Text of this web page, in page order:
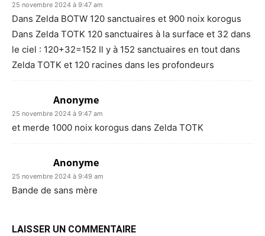
25 novembre 2024 à 9:47 am
Dans Zelda BOTW 120 sanctuaires et 900 noix korogus
Dans Zelda TOTK 120 sanctuaires à la surface et 32 dans
le ciel : 120+32=152 Il y à 152 sanctuaires en tout dans
Zelda TOTK et 120 racines dans les profondeurs
Anonyme
25 novembre 2024 à 9:47 am
et merde 1000 noix korogus dans Zelda TOTK
Anonyme
25 novembre 2024 à 9:49 am
Bande de sans mère
LAISSER UN COMMENTAIRE